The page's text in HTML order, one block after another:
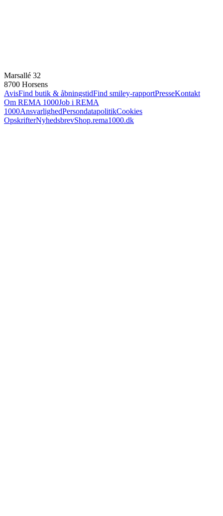
Marsallé 32
8700 Horsens
AvisFind butik & åbningstidFind smiley-rapportPresseKontakt
Om REMA 1000Job i REMA
1000AnsvarlighedPersondatapolitikCookies
OpskrifterNyhedsbrevShop.rema1000.dk